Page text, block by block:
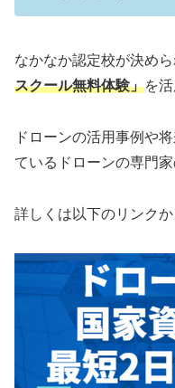
なかなか認定校が決め
スクール無料体験」を
ドローンの活用事例や
ているドローンの専門
詳しくは以下のリンク